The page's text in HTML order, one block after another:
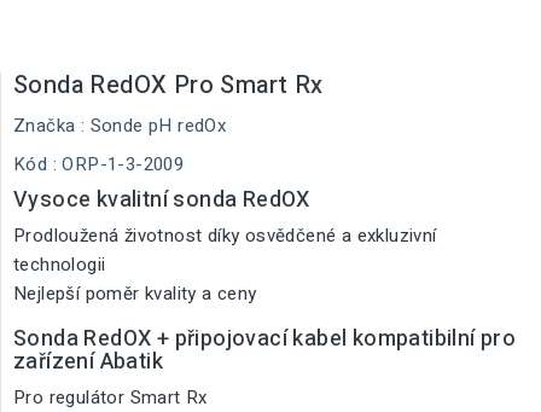
Sonda RedOX Pro Smart Rx
Značka : Sonde pH redOx
Kód : ORP-1-3-2009
Vysoce kvalitní sonda RedOX
Prodloužená životnost díky osvědčené a exkluzivní
technologii
Nejlepší poměr kvality a ceny
Sonda RedOX + připojovací kabel kompatibilní pro
zařízení Abatik
Pro regulátor Smart Rx